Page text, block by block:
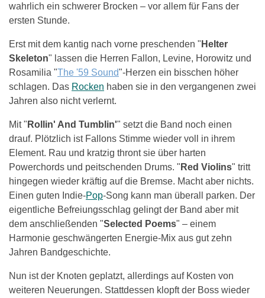
wahrlich ein schwerer Brocken – vor allem für Fans der
ersten Stunde.
Erst mit dem kantig nach vorne preschenden " Helter
Skeleton" lassen die Herren Fallon, Levine, Horowitz und
Rosamilia "The '59 Sound"-Herzen ein bisschen höher
schlagen. Das Rocken haben sie in den vergangenen zwei
Jahren also nicht verlernt.
Mit " Rollin' And Tumblin'" setzt die Band noch einen
drauf. Plötzlich ist Fallons Stimme wieder voll in ihrem
Element. Rau und kratzig thront sie über harten
Powerchords und peitschenden Drums. " Red Violins" tritt
hingegen wieder kräftig auf die Bremse. Macht aber nichts.
Einen guten Indie-Pop-Song kann man überall parken. Der
eigentliche Befreiungsschlag gelingt der Band aber mit
dem anschließenden "Selected Poems" – einem
Harmonie geschwängerten Energie-Mix aus gut zehn
Jahren Bandgeschichte.
Nun ist der Knoten geplatzt, allerdings auf Kosten von
weiteren Neuerungen. Stattdessen klopft der Boss wieder